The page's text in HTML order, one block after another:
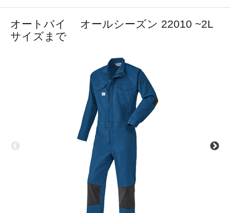
オートバイ オールシーズン 22010 ~2L
サイズまで